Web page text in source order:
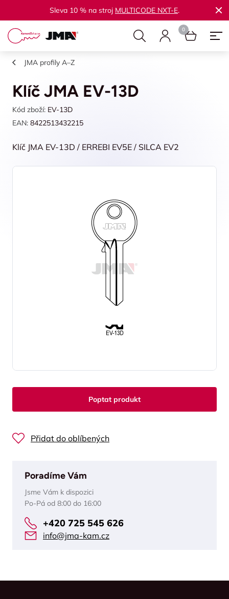
Sleva 10 % na stroj MULTICODE NXT-E.
JMA profily A–Z
Klíč JMA EV-13D
Kód zboží: EV-13D
EAN: 8422513432215
Klíč JMA EV-13D / ERREBI EV5E / SILCA EV2
Poptat produkt
Přidat do oblíbených
Poradíme Vám
Jsme Vám k dispozici
Po-Pá od 8:00 do 16:00
+420 725 545 626
info@jma-kam.cz